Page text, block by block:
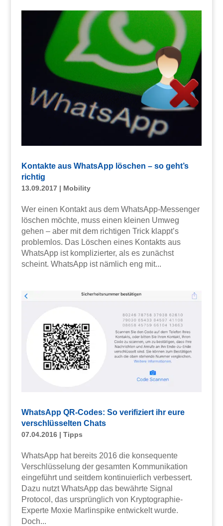
Kontakte aus WhatsApp löschen – so geht’s
richtig
13.09.2017| Mobility
Wer einen Kontakt aus dem WhatsApp-Messenger
löschen möchte, muss einen kleinen Umweg
gehen – aber mit dem richtigen Trick klappt’s
problemlos. Das Löschen eines Kontakts aus
WhatsApp ist komplizierter, als es zunächst
scheint. WhatsApp ist nämlich eng mit...
WhatsApp QR-Codes: So verifiziert ihr eure
verschlüsselten Chats
07.04.2016| Tipps
WhatsApp hat bereits 2016 die konsequente
Verschlüsselung der gesamten Kommunikation
eingeführt und seitdem kontinuierlich verbessert.
Dazu nutzt WhatsApp das bewährte Signal
Protocol, das ursprünglich von Kryptographie-
Experte Moxie Marlinspike entwickelt wurde.
Doch...